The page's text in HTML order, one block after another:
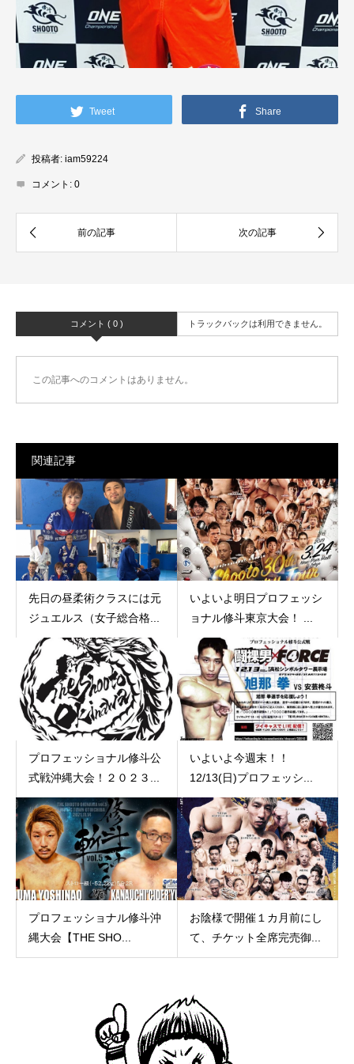
Tweet Share
投稿者: iam59224
コメント: 0
コメント ( 0 ) トラックバックは利用できません。
この記事へのコメントはありません。
関連記事
先日の昼柔術クラスには元
ジュエルス（女子総合格...
いよいよ明日プロフェッシ
ョナル修斗東京大会！ ...
プロフェッショナル修斗公
式戦沖縄大会！２０２３...
いよいよ今週末！！
12/13(日)プロフェッシ...
プロフェッショナル修斗沖
縄大会【THE SHO...
お陰様で開催１カ月前にし
て、チケット全席完売御...